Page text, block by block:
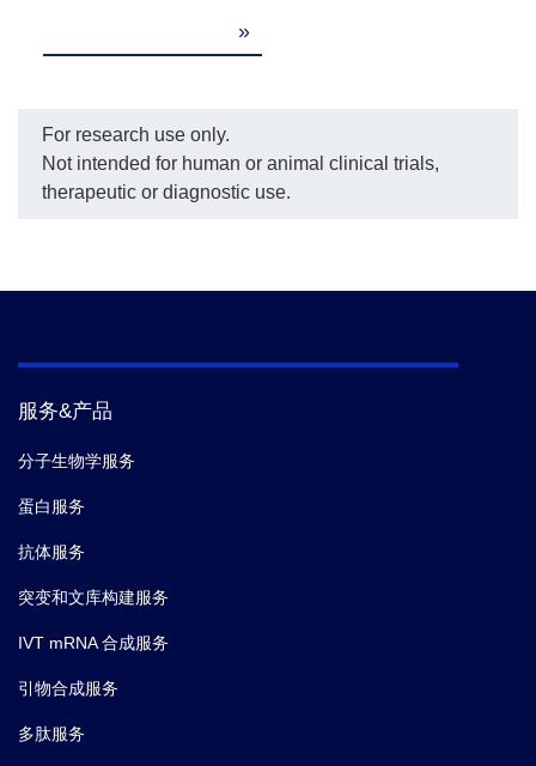
»
For research use only.
Not intended for human or animal clinical trials,
therapeutic or diagnostic use.
服务&产品
分子生物学服务
蛋白服务
抗体服务
突变和文库构建服务
IVT mRNA 合成服务
引物合成服务
多肽服务